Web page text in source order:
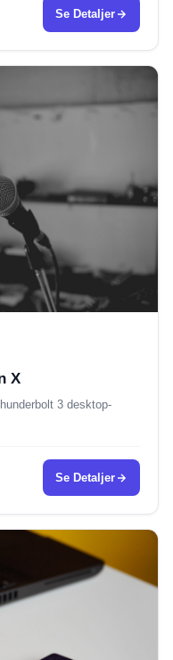
Se Detaljer
X
3 desktop-
Se Detaljer